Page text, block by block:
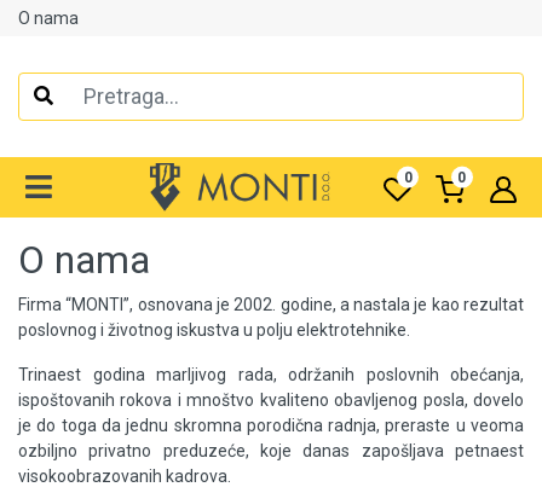
O nama
0 0
Alati
Grijanje i klimatizacija
Mjerno-regulaciona oprema
RASPRODAJA
Tehnička hemija i kućni program
Videonadzor
O nama
Firma “MONTI”, osnovana je 2002. godine, a nastala je kao rezultat
poslovnog i životnog iskustva u polju elektrotehnike.
Trinaest godina marljivog rada, održanih poslovnih obećanja,
ispoštovanih rokova i mnoštvo kvaliteno obavljenog posla, dovelo
je do toga da jednu skromna porodična radnja, preraste u veoma
ozbiljno privatno preduzeće, koje danas zapošljava petnaest
visokoobrazovanih kadrova.